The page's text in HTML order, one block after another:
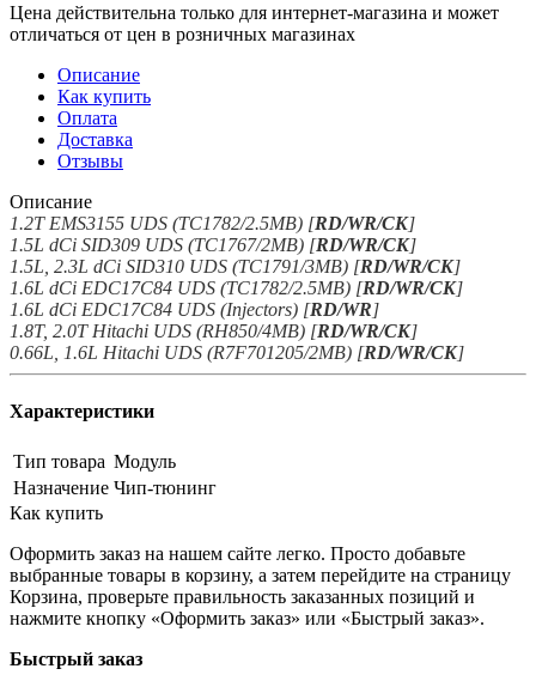
Цена действительна только для интернет-магазина и может
отличаться от цен в розничных магазинах
Описание
Как купить
Оплата
Доставка
Отзывы
Описание
1.2T EMS3155 UDS (TC1782/2.5MB) [RD/WR/CK]
1.5L dCi SID309 UDS (TC1767/2MB) [RD/WR/CK]
1.5L, 2.3L dCi SID310 UDS (TC1791/3MB) [RD/WR/CK]
1.6L dCi EDC17C84 UDS (TC1782/2.5MB) [RD/WR/CK]
1.6L dCi EDC17C84 UDS (Injectors) [RD/WR]
1.8T, 2.0T Hitachi UDS (RH850/4MB) [RD/WR/CK]
0.66L, 1.6L Hitachi UDS (R7F701205/2MB) [RD/WR/CK]
Характеристики
Тип товара Модуль
Назначение Чип-тюнинг
Как купить
Оформить заказ на нашем сайте легко. Просто добавьте
выбранные товары в корзину, а затем перейдите на страницу
Корзина, проверьте правильность заказанных позиций и
нажмите кнопку «Оформить заказ» или «Быстрый заказ».
Быстрый заказ